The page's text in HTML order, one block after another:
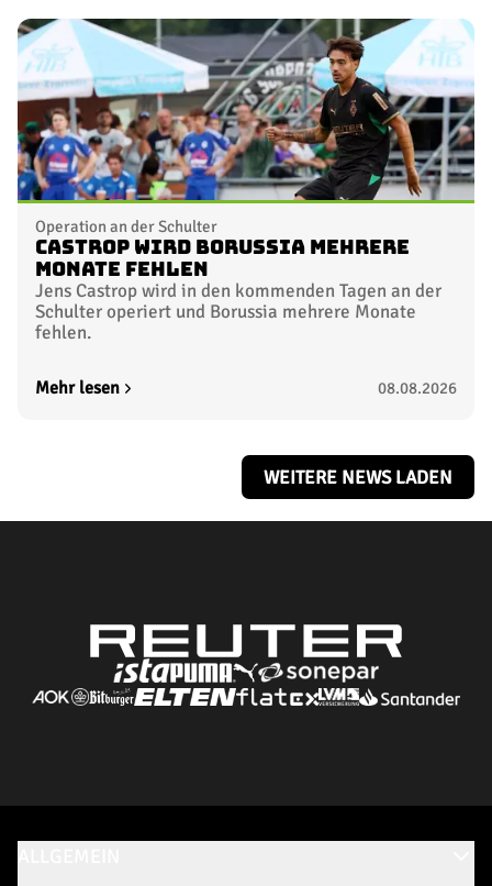
Operation an der Schulter
Castrop wird Borussia mehrere
Monate fehlen
Jens Castrop wird in den kommenden Tagen an der
Schulter operiert und Borussia mehrere Monate
fehlen.
Mehr lesen 08.08.2026
WEITERE NEWS LADEN